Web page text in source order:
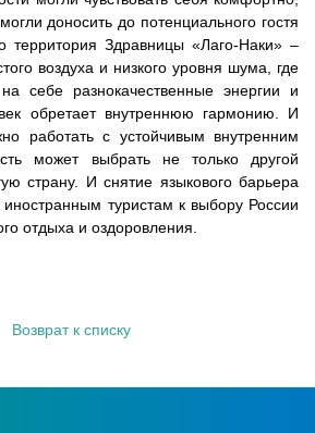
доносить до потенциального гостя
территория Здравницы «Лаго-Наки» –
воздуха и низкого уровня шума, где
себе разнокачественные энергии и
обретает внутреннюю гармонию. И
работать с устойчивым внутренним
может выбрать не только другой
страну. И снятие языкового барьера
иностранным туристам к выбору России
отдыха и оздоровления.
Возврат к списку